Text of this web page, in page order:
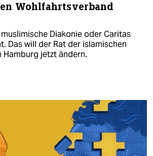
Wohlfahrtsverband
Diakonie oder Caritas
Das will der Rat der islamischen
Hamburg jetzt ändern.